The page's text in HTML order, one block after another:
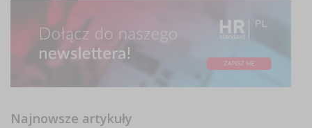
Najnowsze artykuły